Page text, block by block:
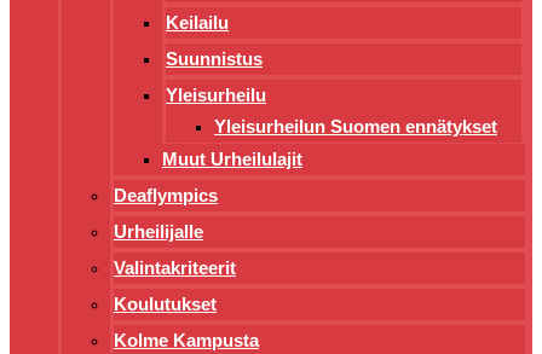
Keilailu
Suunnistus
Yleisurheilu
Yleisurheilun Suomen ennätykset
Muut Urheilulajit
Deaflympics
Urheilijalle
Valintakriteerit
Koulutukset
Kolme Kampusta